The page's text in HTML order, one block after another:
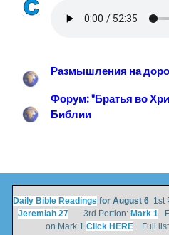
Размышления на
Форум: "Братья во
Библии
Daily Bible Readings for August 6 1st
Jeremiah 273rd Portion: Mark 1
on Mark 1 Click HEREFull list